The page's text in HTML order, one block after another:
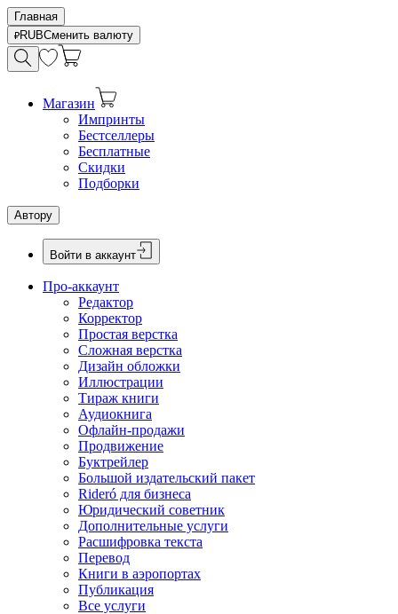
Главная
RUBСменить валюту
Магазин
Импринты
Бестселлеры
Бесплатные
Скидки
Подборки
Автору
Войти в аккаунт
Про-аккаунт
Редактор
Корректор
Простая верстка
Сложная верстка
Дизайн обложки
Иллюстрации
Тираж книги
Аудиокнига
Офлайн-продажи
Продвижение
Буктрейлер
Большой издательский пакет
Rideró для бизнеса
Юридический советник
Дополнительные услуги
Расшифровка текста
Перевод
Книги в аэропортах
Публикация
Все услуги